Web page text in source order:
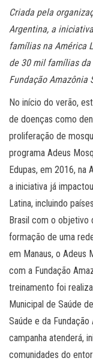
Criada pela
Argentina, a
famílias na América
de 30 mil famílias
Fundação Amazônia
No início do verão,
de doenças como
proliferação de
programa Adeus
Edupas, em 2016, na
a iniciativa já
Latina, incluindo
Brasil com o objetivo
formação de uma
em Manaus, o Adeus
com a Fundação
treinamento foi
Municipal de Saúde
Saúde e da
campanha atenderá,
comunidades do